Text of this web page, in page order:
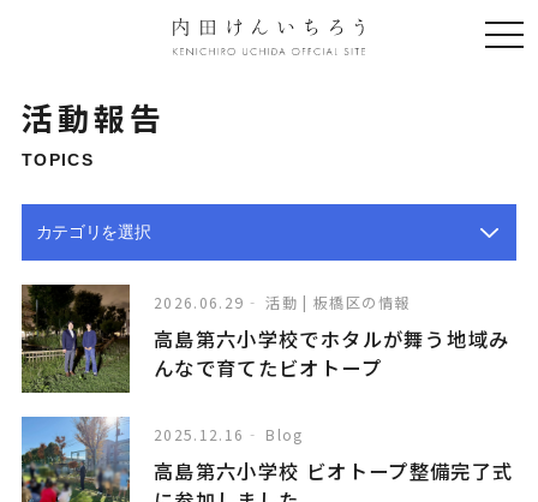
活動報告
TOPICS
2026.06.29 活動 | 板橋区の情報
高島第六小学校でホタルが舞う――地域み
んなで育てたビオトープ
2025.12.16 Blog
高島第六小学校 ビオトープ整備完了式